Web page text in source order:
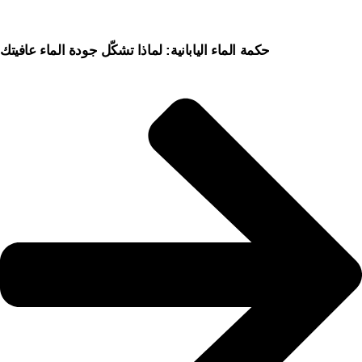
حكمة الماء اليابانية: لماذا تشكّل جودة الماء عافيتك